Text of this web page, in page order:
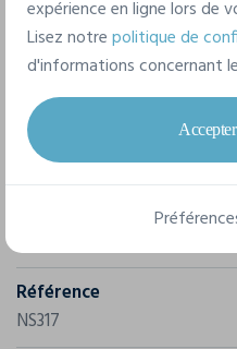
Caractéristiques
Référence
NS317
expérience en ligne lors de
Lisez notrepolitique de
d'informations concernant